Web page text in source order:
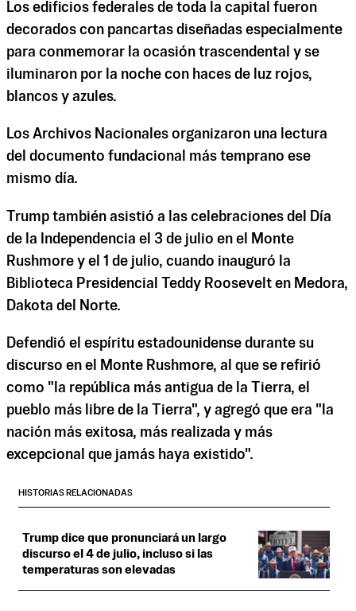
Los edificios federales de toda la capital fueron
decorados con pancartas diseñadas especialmente
para conmemorar la ocasión trascendental y se
iluminaron por la noche con haces de luz rojos,
blancos y azules.
Los Archivos Nacionales organizaron una lectura
del documento fundacional más temprano ese
mismo día.
Trump también asistió a las celebraciones del Día
de la Independencia el 3 de julio en el Monte
Rushmore y el 1 de julio, cuando inauguró la
Biblioteca Presidencial Teddy Roosevelt en Medora,
Dakota del Norte.
Defendió el espíritu estadounidense durante su
discurso en el Monte Rushmore, al que se refirió
como "la república más antigua de la Tierra, el
pueblo más libre de la Tierra", y agregó que era "la
nación más exitosa, más realizada y más
excepcional que jamás haya existido".
HISTORIAS RELACIONADAS
Trump dice que pronunciará un largo
discurso el 4 de julio, incluso si las
temperaturas son elevadas